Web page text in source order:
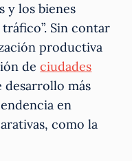
y los bienes
Sin contar
productiva
deciudades
desarrollo más
en
como la